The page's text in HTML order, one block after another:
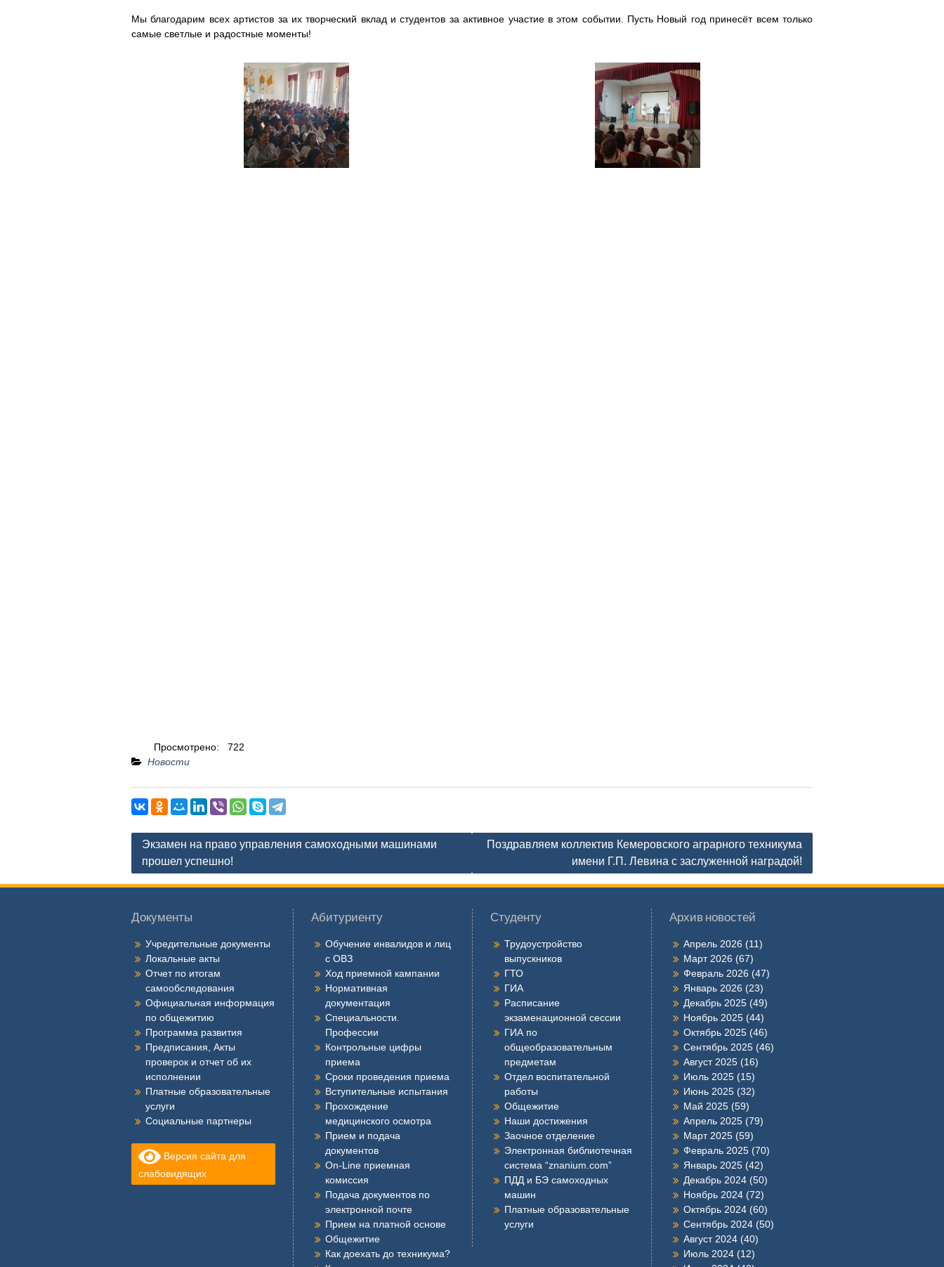
Мы благодарим всех артистов за их творческий вклад и студентов за активное участие в этом событии. Пусть Новый год принесёт всем только
самые светлые и радостные моменты!
Просмотрено:
722
Новости
Навигация
по
записям
Экзамен на право управления самоходными машинами
прошел успешно!
Поздравляем коллектив Кемеровского аграрного техникума
имени Г.П. Левина с заслуженной наградой!
Документы
Учредительные документы
Локальные акты
Отчет по итогам
самообследования
Официальная информация
по общежитию
Программа развития
Предписания, Акты
проверок и отчет об их
исполнении
Платные образовательные
услуги
Социальные партнеры
Версия сайта для
слабовидящих
Абитуриенту
Обучение инвалидов и лиц
с ОВЗ
Ход приемной кампании
Нормативная
документация
Специальности.
Профессии
Контрольные цифры
приема
Сроки проведения приема
Вступительные испытания
Прохождение
медицинского осмотра
Прием и подача
документов
On-Line приемная
комиссия
Подача документов по
электронной почте
Прием на платной основе
Общежитие
Как доехать до техникума?
Студенту
Трудоустройство
выпускников
ГТО
ГИА
Расписание
экзаменационной сессии
ГИА по
общеобразовательным
предметам
Отдел воспитательной
работы
Общежитие
Наши достижения
Заочное отделение
Электронная библиотечная
система “znanium.com”
ПДД и БЭ самоходных
машин
Платные образовательные
услуги
Архив новостей
Апрель 2026 (11)
Март 2026 (67)
Февраль 2026 (47)
Январь 2026 (23)
Декабрь 2025 (49)
Ноябрь 2025 (44)
Октябрь 2025 (46)
Сентябрь 2025 (46)
Август 2025 (16)
Июль 2025 (15)
Июнь 2025 (32)
Май 2025 (59)
Апрель 2025 (79)
Март 2025 (59)
Февраль 2025 (70)
Январь 2025 (42)
Декабрь 2024 (50)
Ноябрь 2024 (72)
Октябрь 2024 (60)
Сентябрь 2024 (50)
Август 2024 (40)
Июль 2024 (12)